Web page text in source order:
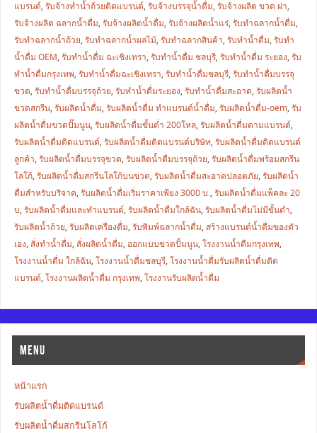
แบรนด์, รับจ้างทำน้ำถ้วยติดแบรนด์, รับจ้างบรรจุน้ำดื่ม, รับจ้างผลิต ขวด ฝา,
รับจ้างผลิต ฉลากน้ำดื่ม, รับจ้างผลิตน้ำดื่ม, รับจ้างผลิตน้ำแร่, รับทำฉลากน้ำดื่ม,
รับทำฉลากน้ำถ้วย, รับทำฉลากน้ำผลไม้, รับทำฉลากสินค้า, รับทำน้ำดื่ม, รับทำ
น้ำดื่ม OEM, รับทำน้ำดื่ม ฉะเชิงเทรา, รับทำน้ำดื่ม ชลบุรี, รับทำน้ำดื่ม ระยอง, รับ
ทำน้ำดื่มกรุงเทพ, รับทำน้ำดื่มฉะเชิงเทรา, รับทำน้ำดื่มชลบุรี, รับทำน้ำดื่มบรรจุ
ขวด, รับทำน้ำดื่มบรรจุถ้วย, รับทำน้ำดื่มระยอง, รับทำน้ำดื่มสะอาด, รับผลิตน้ำ
ขวดสกรีน, รับผลิตน้ำดื่ม, รับผลิตน้ำดื่ม ทำแบรนด์น้ำดื่ม, รับผลิตน้ำดื่ม-oem, รับ
ผลิตน้ำดื่มขวดปั๊มนูน, รับผลิตน้ำดื่มขั้นต่ำ 200โหล, รับผลิตน้ำดื่มตามแบรนด์,
รับผลิตน้ำดื่มติดแบรนด์, รับผลิตน้ำดื่มติดแบรนด์บริษัท, รับผลิตน้ำดื่มติดแบรนด์
ลูกค้า, รับผลิตน้ำดื่มบรรจุขวด, รับผลิตน้ำดื่มบรรจุถ้วย, รับผลิตน้ำดื่มพร้อมสกรีน
โลโก้, รับผลิตน้ำดื่มสกรีนโลโก้บนขวด, รับผลิตน้ำดื่มสะอาดปลอดภัย, รับผลิตน้ำ
ดื่มสำหรับบริจาค, รับผลิตน้ำดื่มเริ่มราคาเพียง 3000 บ., รับผลิตน้ำดื่มแพ็คละ 20
บ, รับผลิตน้ำดื่มและทำแบรนด์, รับผลิตน้ำดื่มใกล้ฉัน, รับผลิตน้ำดื่มไม่มีขั้นต่ำ,
รับผลิตน้ำถ้วย, รับผลิตเครื่องดื่ม, รับพิมพ์ฉลากน้ำดื่ม, สร้างแบรนด์น้ำดื่มของตัว
เอง, สั่งทำน้ำดื่ม, สั่งผลิตน้ำดื่ม, ออกแบบขวดปั้มนูน, โรงงานน้ำดืมกรุงเทพ,
โรงงานน้ำดื่ม ใกล้ฉัน, โรงงานน้ำดื่มชลบุรี, โรงงานน้ำดื่มรับผลิตน้ำดื่มติด
แบรนด์, โรงงานผลิตน้ำดื่ม กรุงเทพ, โรงงานรับผลิตน้ำดื่ม
MENU
หน้าแรก
รับผลิตน้ำดื่มติดแบรนด์
รับผลิตน้ำดื่มสกรีนโลโก้